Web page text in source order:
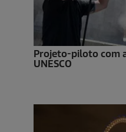
Projeto-piloto com
UNESCO